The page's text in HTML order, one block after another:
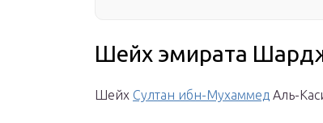
Шейх эмирата
Шейх Султан ибн-Мухаммед Аль-